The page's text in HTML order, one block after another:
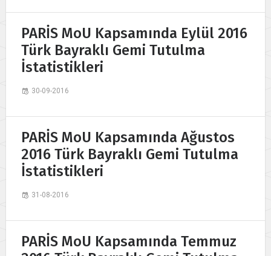
PARİS MoU Kapsamında Eylül 2016
Türk Bayraklı Gemi Tutulma
İstatistikleri
30-09-2016
PARİS MoU Kapsamında Ağustos
2016 Türk Bayraklı Gemi Tutulma
İstatistikleri
31-08-2016
PARİS MoU Kapsamında Temmuz